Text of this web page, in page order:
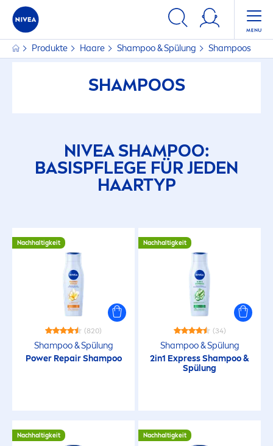
Produkte Haare Shampoo & Spülung Shampoos
SHAMPOOS
NIVEASHAMPOO:
BASISPFLEGE FÜR JEDEN
HAARTYP
Nachhaltigkeit
(820)
Shampoo & Spülung
Power RepairShampoo
Nachhaltigkeit
(34)
Shampoo & Spülung
2in1 Express Shampoo &
Spülung
Nachhaltigkeit Nachhaltigkeit